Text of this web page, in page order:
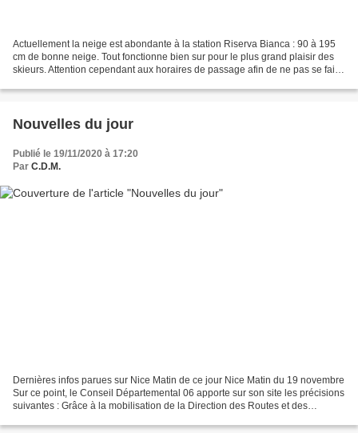
Actuellement la neige est abondante à la station Riserva Bianca : 90 à 195
cm de bonne neige. Tout fonctionne bien sur pour le plus grand plaisir des
skieurs. Attention cependant aux horaires de passage afin de ne pas se faire
Nouvelles du jour
Publié le 19/11/2020 à 17:20
Par C.D.M.
Dernières infos parues sur Nice Matin de ce jour Nice Matin du 19 novembre
Sur ce point, le Conseil Départemental 06 apporte sur son site les précisions
suivantes : Grâce à la mobilisation de la Direction des Routes et des